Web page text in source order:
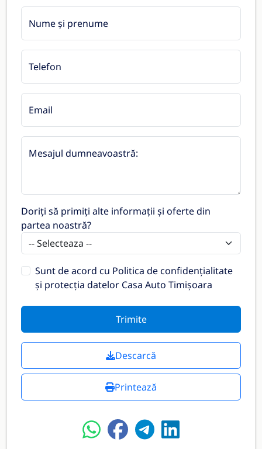
Nume și prenume
Telefon
Email
Mesajul dumneavoastră:
Doriți să primiți alte informații și oferte din
partea noastră?
Sunt de acord cu Politica de confidențialitate
și protecția datelor Casa Auto Timișoara
Trimite
Descarcă
Printează